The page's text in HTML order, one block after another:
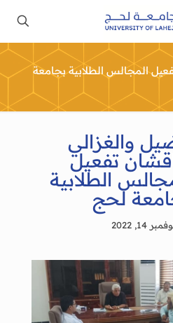
المجالس الطلابية بجامعة
والغزالي
تفعيل
الطلابية
لحج
14, 2022